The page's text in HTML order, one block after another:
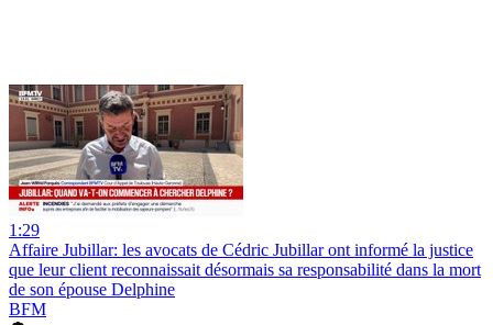
1:29
Affaire Jubillar: les avocats de Cédric Jubillar ont informé la justice
que leur client reconnaissait désormais sa responsabilité dans la mort
de son épouse Delphine
BFM